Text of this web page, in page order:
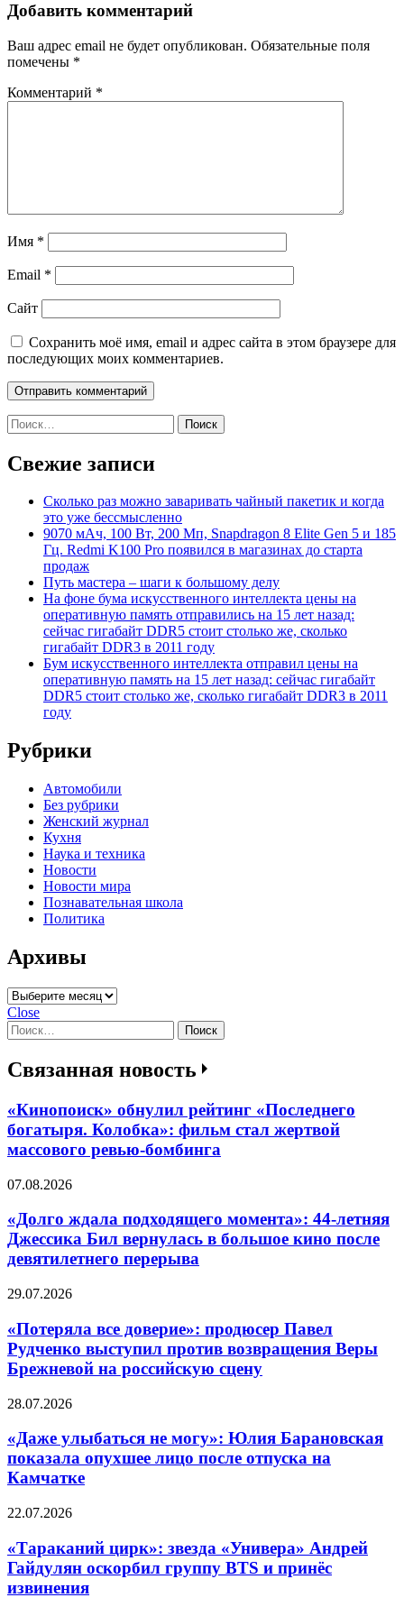
Добавить комментарий
Ваш адрес email не будет опубликован. Обязательные поля
помечены *
Комментарий *
Имя *
Email *
Сайт
Сохранить моё имя, email и адрес сайта в этом браузере для
последующих моих комментариев.
Найти:
Свежие записи
Сколько раз можно заваривать чайный пакетик и когда
это уже бессмысленно
9070 мАч, 100 Вт, 200 Мп, Snapdragon 8 Elite Gen 5 и 185
Гц. Redmi K100 Pro появился в магазинах до старта
продаж
Путь мастера – шаги к большому делу
На фоне бума искусственного интеллекта цены на
оперативную память отправились на 15 лет назад:
сейчас гигабайт DDR5 стоит столько же, сколько
гигабайт DDR3 в 2011 году
Бум искусственного интеллекта отправил цены на
оперативную память на 15 лет назад: сейчас гигабайт
DDR5 стоит столько же, сколько гигабайт DDR3 в 2011
году
Рубрики
Автомобили
Без рубрики
Женский журнал
Кухня
Наука и техника
Новости
Новости мира
Познавательная школа
Политика
Архивы
Архивы
Close
Найти:
Связанная новость
«Кинопоиск» обнулил рейтинг «Последнего
богатыря. Колобка»: фильм стал жертвой
массового ревью-бомбинга
07.08.2026
«Долго ждала подходящего момента»: 44-летняя
Джессика Бил вернулась в большое кино после
девятилетнего перерыва
29.07.2026
«Потеряла все доверие»: продюсер Павел
Рудченко выступил против возвращения Веры
Брежневой на российскую сцену
28.07.2026
«Даже улыбаться не могу»: Юлия Барановская
показала опухшее лицо после отпуска на
Камчатке
22.07.2026
«Тараканий цирк»: звезда «Универа» Андрей
Гайдулян оскорбил группу BTS и принёс
извинения